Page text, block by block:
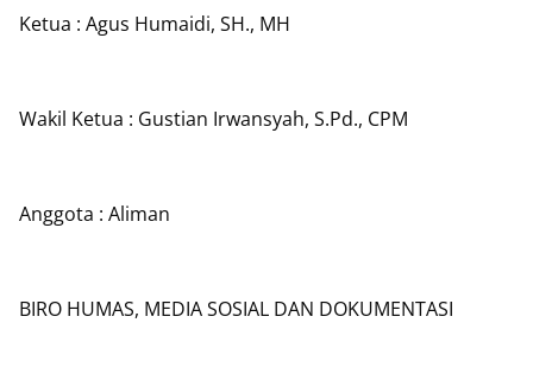
Ketua : Agus Humaidi, SH., MH
Wakil Ketua : Gustian Irwansyah, S.Pd., CPM
Anggota : Aliman
BIRO HUMAS, MEDIA SOSIAL DAN DOKUMENTASI